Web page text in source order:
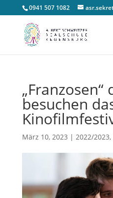
0941 507 1082
„Franzosen“
besuchen
März 10, 2023 | 2022/2023,